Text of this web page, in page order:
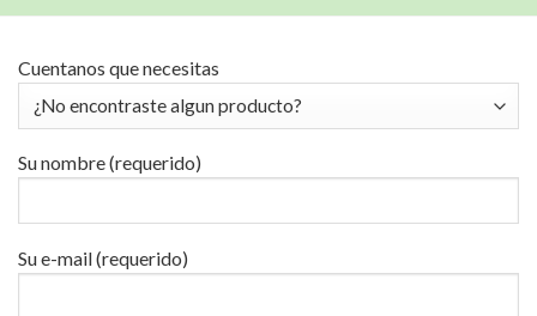
Cuentanos que necesitas
Su nombre (requerido)
Su e-mail (requerido)